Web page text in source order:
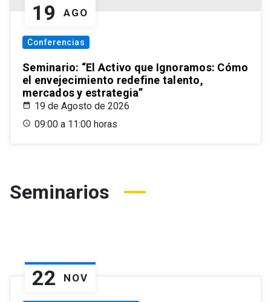
19 AGO
Conferencias
Seminario: “El Activo que Ignoramos: Cómo
el envejecimiento redefine talento,
mercados y estrategia”
19 de Agosto de 2026
09:00 a 11:00 horas
Seminarios
22 NOV